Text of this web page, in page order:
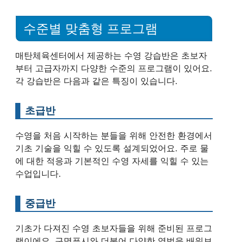
수준별 맞춤형 프로그램
매탄체육센터에서 제공하는 수영 강습반은 초보자
부터 고급자까지 다양한 수준의 프로그램이 있어요.
각 강습반은 다음과 같은 특징이 있습니다.
초급반
수영을 처음 시작하는 분들을 위해 안전한 환경에서
기초 기술을 익힐 수 있도록 설계되었어요. 주로 물
에 대한 적응과 기본적인 수영 자세를 익힐 수 있는
수업입니다.
중급반
기초가 다져진 수영 초보자들을 위해 준비된 프로그